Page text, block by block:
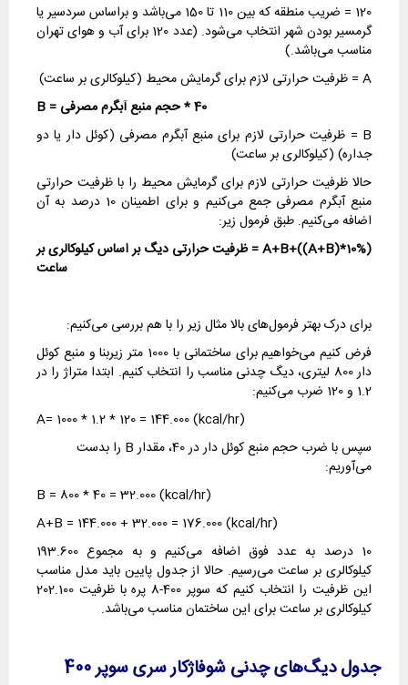
120 = ضریب منطقه که بین 110 تا 150 می‌باشد و براساس سردسیر یا
گرمسیر بودن شهر انتخاب می‌شود. (عدد 120 برای آب و هوای تهران
مناسب می‌باشد.)
A = ظرفیت حرارتی لازم برای گرمایش محیط (کیلوکالری بر ساعت)
40 * حجم منبع آبگرم مصرفی = B
B = ظرفیت حرارتی لازم برای منبع آبگرم مصرفی (کوئل دار یا دو
جداره) (کیلوکالری بر ساعت)
حالا ظرفیت حرارتی لازم برای گرمایش محیط را با ظرفیت حرارتی
منبع آبگرم مصرفی جمع می‌کنیم و برای اطمینان 10 درصد به آن
اضافه می‌کنیم. طبق فرمول زیر:
(A+B+((A+B)*10% = ظرفیت حرارتی دیگ بر اساس کیلوکالری بر
ساعت
برای درک بهتر فرمول‌های بالا مثال زیر را با هم بررسی می‌کنیم:
فرض کنیم می‌خواهیم برای ساختمانی با 1000 متر زیربنا و منبع کوئل
دار 800 لیتری، دیگ چدنی مناسب را انتخاب کنیم. ابتدا متراژ را در
1.2 و 120 ضرب می‌کنیم:
A= 1000 * 1.2 * 120 = 144.000 (kcal/hr)
سپس با ضرب حجم منبع کوئل دار در 40، مقدار B را بدست
می‌آوریم:
B = 800 * 40 = 32.000 (kcal/hr)
A+B = 144.000 + 32.000 = 176.000 (kcal/hr)
10 درصد به عدد فوق اضافه می‌کنیم و به مجموع 193.600
کیلوکالری بر ساعت می‌رسیم. حالا از جدول پایین باید مدل مناسب
این ظرفیت را انتخاب کنیم که سوپر 400-8 پره با ظرفیت 202.100
کیلوکالری بر ساعت برای این ساختمان مناسب می‌باشد.
جدول دیگ‌های چدنی شوفاژکار سری سوپر 400